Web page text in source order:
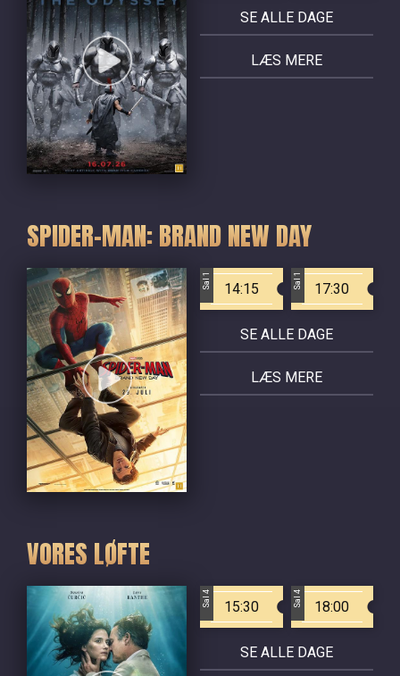
SE ALLE DAGE
LÆS MERE
SPIDER-MAN: BRAND NEW DAY
Sal 1 14:15 Sal 1 17:30
SE ALLE DAGE
LÆS MERE
VORES LØFTE
Sal 4 15:30 Sal 4 18:00
SE ALLE DAGE